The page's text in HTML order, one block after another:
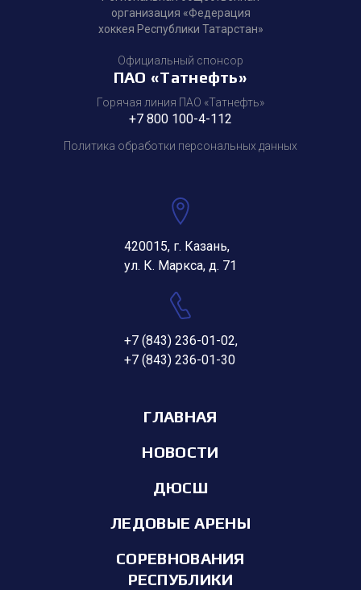
организация «Федерация
хоккея Республики Татарстан»
Официальный спонсор
ПАО «Татнефть»
Горячая линия ПАО «Татнефть»
+7 800 100-4-112
Политика обработки персональных данных
420015, г. Казань,
ул. К. Маркса, д. 71
+7 (843) 236-01-02,
+7 (843) 236-01-30
ГЛАВНАЯ
НОВОСТИ
ДЮСШ
ЛЕДОВЫЕ АРЕНЫ
СОРЕВНОВАНИЯ
РЕСПУБЛИКИ